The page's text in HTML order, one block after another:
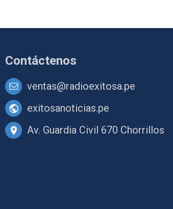
Contáctenos
ventas@radioexitosa.pe
exitosanoticias.pe
Av. Guardia Civil 670 Chorrillos